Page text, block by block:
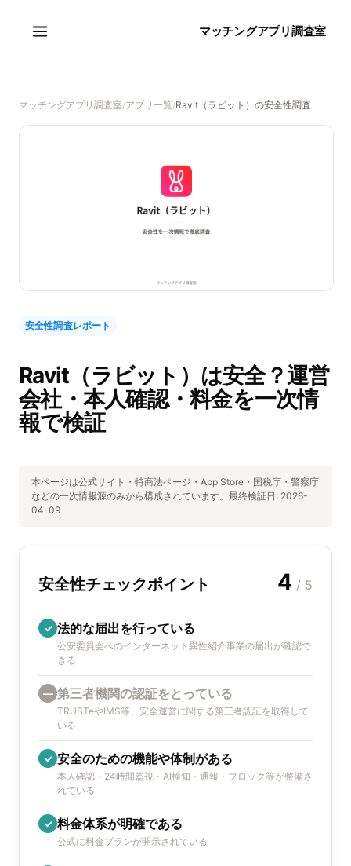
マッチングアプリ調査室
マッチングアプリ調査室/アプリ一覧/Ravit（ラビット）の安全性調査
安全性調査レポート
Ravit（ラビット）は安全？運営
会社・本人確認・料金を一次情
報で検証
本ページは公式サイト・特商法ページ・App Store・国税庁・警察庁
などの一次情報源のみから構成されています。最終検証日: 2026-
04-09
安全性チェックポイント 4 / 5
✓ 法的な届出を行っている
公安委員会へのインターネット異性紹介事業の届出が確認で
きる
— 第三者機関の認証をとっている
TRUSTeやIMS等、安全運営に関する第三者認証を取得して
いる
✓ 安全のための機能や体制がある
本人確認・24時間監視・AI検知・通報・ブロック等が整備さ
れている
✓ 料金体系が明確である
公式に料金プランが開示されている